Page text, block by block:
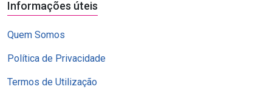
Informações úteis
Quem Somos
Política de Privacidade
Termos de Utilização